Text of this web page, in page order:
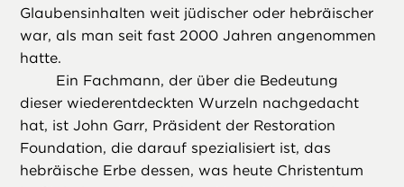
Glaubensinhalten weit jüdischer oder hebräischer
war, als man seit fast 2000 Jahren angenommen
hatte.
Ein Fachmann, der über die Bedeutung
dieser wiederentdeckten Wurzeln nachgedacht
hat, ist John Garr, Präsident der Restoration
Foundation, die darauf spezialisiert ist, das
hebräische Erbe dessen, was heute Christentum